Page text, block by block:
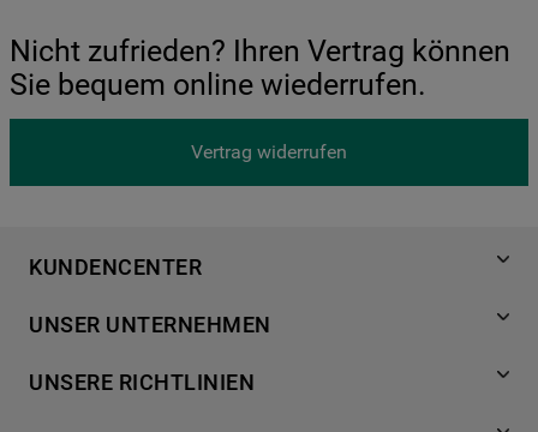
Nicht zufrieden? Ihren Vertrag können
Sie bequem online wiederrufen.
Vertrag widerrufen
KUNDENCENTER
Händlersuche
Häufige Fragen
UNSER UNTERNEHMEN
Für Händler
UNSERE RICHTLINIEN